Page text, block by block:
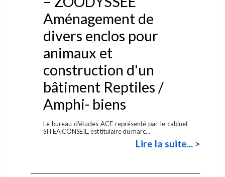
Aménagement de
divers enclos pour
animaux et
construction d'un
bâtiment Reptiles /
Amphi- biens
Le bureau d'études ACE représenté par le cabinet
SITEA CONSEIL, est titulaire du marc...
Lire la suite... >